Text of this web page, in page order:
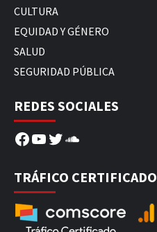
CULTURA
EQUIDAD Y GÉNERO
SALUD
SEGURIDAD PÚBLICA
REDES SOCIALES
Facebook
YouTube
Twitter
SoundCloud
TRÁFICO CERTIFICADO